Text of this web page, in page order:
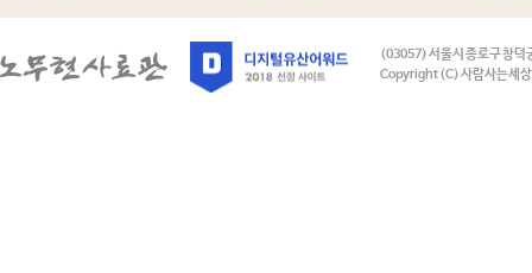
(03057) 서울시 종로구 창덕
Copyright (C) 사람사는세